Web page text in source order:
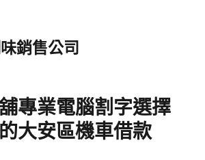
銷售公司
專業電腦割字選擇
大安區機車借款